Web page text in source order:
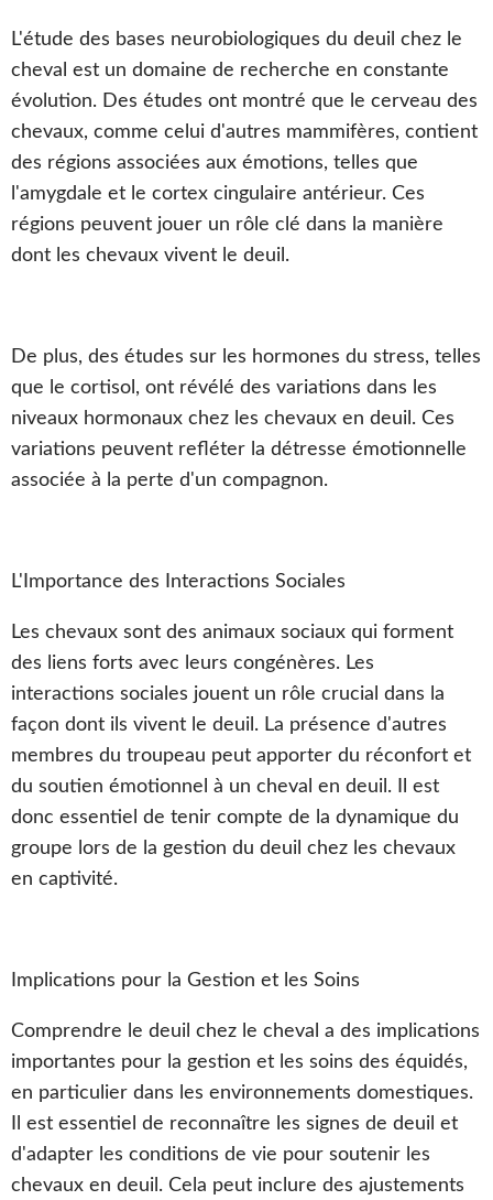
L'étude des bases neurobiologiques du deuil chez le
cheval est un domaine de recherche en constante
évolution. Des études ont montré que le cerveau des
chevaux, comme celui d'autres mammifères, contient
des régions associées aux émotions, telles que
l'amygdale et le cortex cingulaire antérieur. Ces
régions peuvent jouer un rôle clé dans la manière
dont les chevaux vivent le deuil.
De plus, des études sur les hormones du stress, telles
que le cortisol, ont révélé des variations dans les
niveaux hormonaux chez les chevaux en deuil. Ces
variations peuvent refléter la détresse émotionnelle
associée à la perte d'un compagnon.
L'Importance des Interactions Sociales
Les chevaux sont des animaux sociaux qui forment
des liens forts avec leurs congénères. Les
interactions sociales jouent un rôle crucial dans la
façon dont ils vivent le deuil. La présence d'autres
membres du troupeau peut apporter du réconfort et
du soutien émotionnel à un cheval en deuil. Il est
donc essentiel de tenir compte de la dynamique du
groupe lors de la gestion du deuil chez les chevaux
en captivité.
Implications pour la Gestion et les Soins
Comprendre le deuil chez le cheval a des implications
importantes pour la gestion et les soins des équidés,
en particulier dans les environnements domestiques.
Il est essentiel de reconnaître les signes de deuil et
d'adapter les conditions de vie pour soutenir les
chevaux en deuil. Cela peut inclure des ajustements